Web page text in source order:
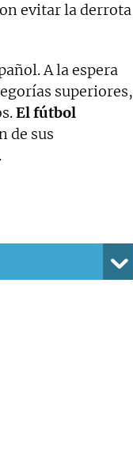
evitar la derrota
A la espera
superiores,
El fútbol
de sus